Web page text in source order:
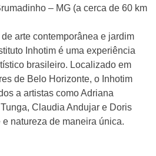
– MG (a cerca de 60 km
arte contemporânea e jardim
Inhotim é uma experiência
brasileiro. Localizado em
de Belo Horizonte, o Inhotim
a artistas como Adriana
Claudia Andujar e Doris
natureza de maneira única.